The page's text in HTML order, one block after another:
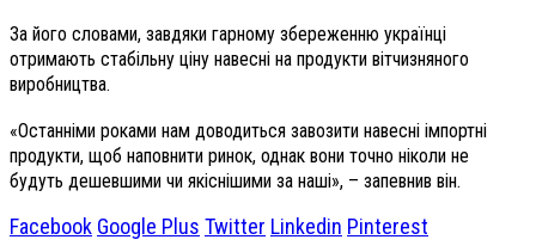
За його словами, завдяки гарному збереженню українці
отримають стабільну ціну навесні на продукти вітчизняного
виробництва.
«Останніми роками нам доводиться завозити навесні імпортні
продукти, щоб наповнити ринок, однак вони точно ніколи не
будуть дешевшими чи якіснішими за наші», – запевнив він.
Facebook Google Plus Twitter Linkedin Pinterest